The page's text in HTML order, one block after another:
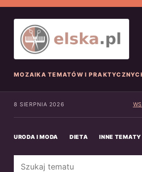
MOZAIKA TEMATÓW I
8 SIERPNIA 2026
URODA I MODA DIETA INNE TEMATY
Szukaj